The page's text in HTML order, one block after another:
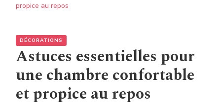
propice au repos
DÉCORATIONS
Astuces essentielles pour
une chambre confortable
et propice au repos